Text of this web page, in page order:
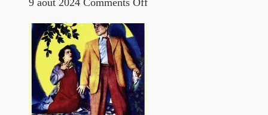
9 août 2024 Comments Off